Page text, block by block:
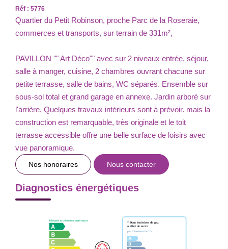
Réf : 5776
Quartier du Petit Robinson, proche Parc de la Roseraie,
commerces et transports, sur terrain de 331m²,
PAVILLON "" Art Déco"" avec sur 2 niveaux entrée, séjour,
salle à manger, cuisine, 2 chambres ouvrant chacune sur
petite terrasse, salle de bains, WC séparés. Ensemble sur
sous-sol total et grand garage en annexe. Jardin arboré sur
l'arrière. Quelques travaux intérieurs sont à prévoir. mais la
construction est remarquable, très originale et le toit
terrasse accessible offre une belle surface de loisirs avec
vue panoramique.
Nos honoraires Nous contacter
Diagnostics énergétiques